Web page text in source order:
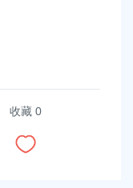
收藏 0